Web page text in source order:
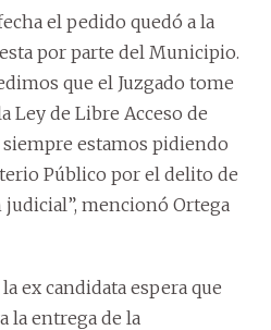
el pedido quedó a la
por parte del Municipio.
que el Juzgado tome
Ley de Libre Acceso de
estamos pidiendo
Público por el delito de
judicial”, mencionó Ortega
ex candidata espera que
la entrega de la